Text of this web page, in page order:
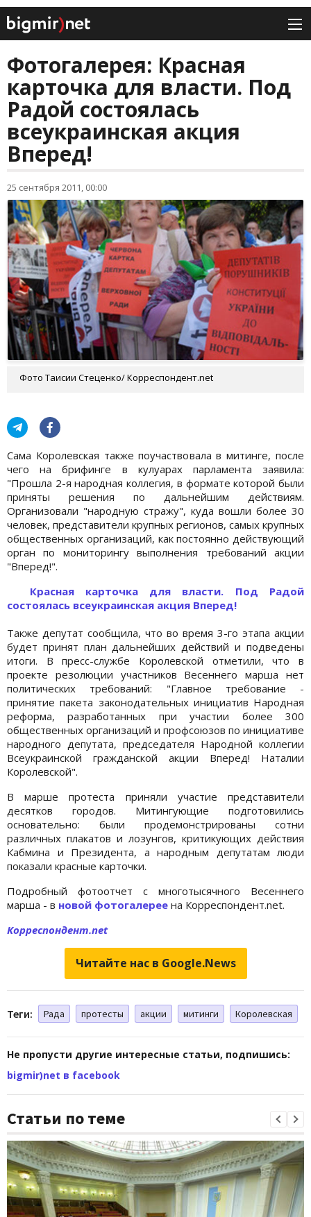
Фотогалерея: Красная
карточка для власти. Под
Радой состоялась
всеукраинская акция
Вперед!
25 сентября 2011, 00:00
Фото Таисии Стеценко/ Корреспондент.net
Сама Королевская также поучаствовала в митинге, после
чего на брифинге в кулуарах парламента заявила:
"Прошла 2-я народная коллегия, в формате которой были
приняты решения по дальнейшим действиям.
Организовали "народную стражу", куда вошли более 30
человек, представители крупных регионов, самых крупных
общественных организаций, как постоянно действующий
орган по мониторингу выполнения требований акции
"Вперед!".
Красная карточка для власти. Под Радой
состоялась всеукраинская акция Вперед!
Также депутат сообщила, что во время 3-го этапа акции
будет принят план дальнейших действий и подведены
итоги. В пресс-службе Королевской отметили, что в
проекте резолюции участников Весеннего марша нет
политических требований: "Главное требование -
принятие пакета законодательных инициатив Народная
реформа, разработанных при участии более 300
общественных организаций и профсоюзов по инициативе
народного депутата, председателя Народной коллегии
Всеукраинской гражданской акции Вперед! Наталии
Королевской".
В марше протеста приняли участие представители
десятков городов. Митингующие подготовились
основательно: были продемонстрированы сотни
различных плакатов и лозунгов, критикующих действия
Кабмина и Президента, а народным депутатам люди
показали красные карточки.
Подробный фотоотчет с многотысячного Весеннего
марша - в новой фотогалерее на Корреспондент.net.
Корреспондент.net
Читайте нас в Google.News
Теги: Рада протесты акции митинги Королевская
Не пропусти другие интересные статьи, подпишись:
bigmir)net в facebook
Статьи по теме